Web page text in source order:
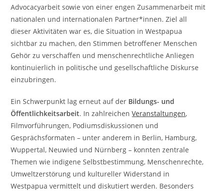
Advocacyarbeit sowie von einer engen Zusammenarbeit mit
nationalen und internationalen Partner*innen. Ziel all
dieser Aktivitäten war es, die Situation in Westpapua
sichtbar zu machen, den Stimmen betroffener Menschen
Gehör zu verschaffen und menschenrechtliche Anliegen
kontinuierlich in politische und gesellschaftliche Diskurse
einzubringen.
Ein Schwerpunkt lag erneut auf der Bildungs- und
Öffentlichkeitsarbeit. In zahlreichenVeranstaltungen,
Filmvorführungen, Podiumsdiskussionen und
Gesprächsformaten – unter anderem in Berlin, Hamburg,
Wuppertal, Neuwied und Nürnberg – konnten zentrale
Themen wie indigene Selbstbestimmung, Menschenrechte,
Umweltzerstörung und kultureller Widerstand in
Westpapua vermittelt und diskutiert werden. Besonders